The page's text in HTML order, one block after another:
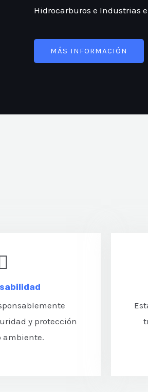
Hidrocarburos e Industrias
MÁS INFORMACIÓN
y protección
ambiente.